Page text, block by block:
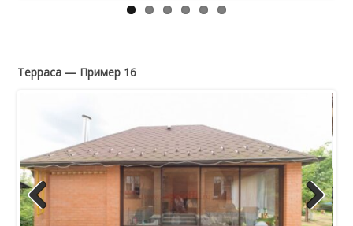
Терраса — Пример 16
Previous Next